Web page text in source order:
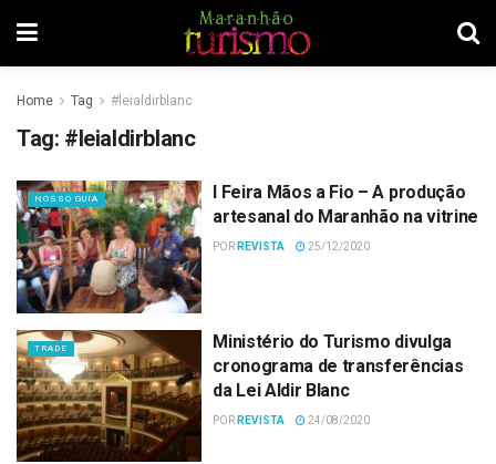
Home Tag #leialdirblanc
Tag: #leialdirblanc
NOSSO GUIA
I Feira Mãos a Fio – A produção
artesanal do Maranhão na vitrine
POR REVISTA 25/12/2020
TRADE
Ministério do Turismo divulga
cronograma de transferências
da Lei Aldir Blanc
POR REVISTA 24/08/2020